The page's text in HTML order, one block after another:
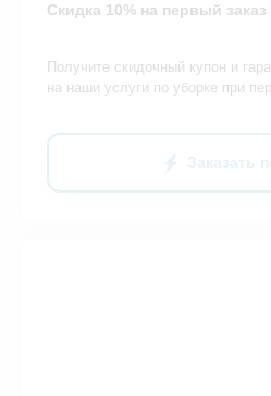
Скидка 10% на первый заказ
Получите скидочный купон и
на наши услуги по уборке при
Заказать